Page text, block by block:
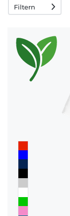
30 Tage
Filtern